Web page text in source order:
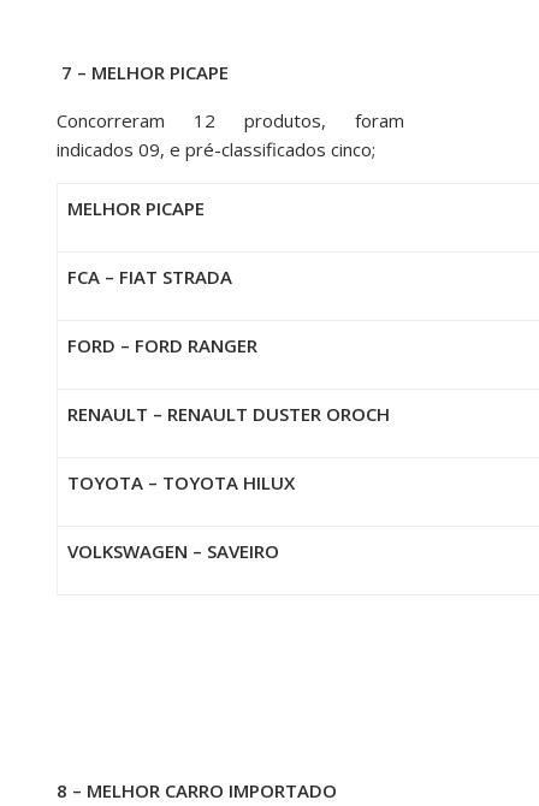
7 – MELHOR PICAPE
Concorreram 12 produtos, foram
indicados 09, e pré-classificados cinco;
MELHOR PICAPE
FCA – FIAT STRADA
FORD – FORD RANGER
RENAULT – RENAULT DUSTER OROCH
TOYOTA – TOYOTA HILUX
VOLKSWAGEN – SAVEIRO
8 – MELHOR CARRO IMPORTADO